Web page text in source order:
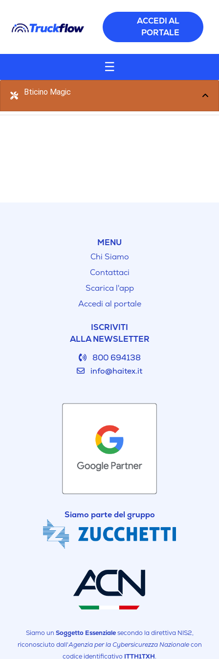
ACCEDI AL
PORTALE
☰
Bticino Magic
MENU
Chi Siamo
Contattaci
Scarica l'app
Accedi al portale
ISCRIVITI
ALLA NEWSLETTER
800 694138
info@haitex.it
Siamo parte del gruppo
Siamo un Soggetto Essenzialesecondo la direttiva NIS2,
riconosciuto dall'Agenzia per la Cybersicurezza Nazionalecon
codice identificativo ITTH1TXH.